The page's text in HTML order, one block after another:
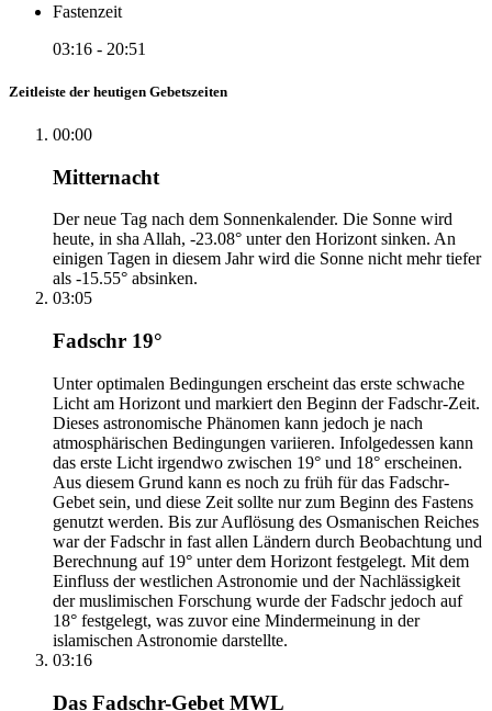
Fastenzeit
03:16 - 20:51
Zeitleiste der heutigen Gebetszeiten
00:00
Mitternacht
Der neue Tag nach dem Sonnenkalender. Die Sonne wird
heute, in sha Allah, -23.08° unter den Horizont sinken. An
einigen Tagen in diesem Jahr wird die Sonne nicht mehr tiefer
als -15.55° absinken.
03:05
Fadschr 19°
Unter optimalen Bedingungen erscheint das erste schwache
Licht am Horizont und markiert den Beginn der Fadschr-Zeit.
Dieses astronomische Phänomen kann jedoch je nach
atmosphärischen Bedingungen variieren. Infolgedessen kann
das erste Licht irgendwo zwischen 19° und 18° erscheinen.
Aus diesem Grund kann es noch zu früh für das Fadschr-
Gebet sein, und diese Zeit sollte nur zum Beginn des Fastens
genutzt werden. Bis zur Auflösung des Osmanischen Reiches
war der Fadschr in fast allen Ländern durch Beobachtung und
Berechnung auf 19° unter dem Horizont festgelegt. Mit dem
Einfluss der westlichen Astronomie und der Nachlässigkeit
der muslimischen Forschung wurde der Fadschr jedoch auf
18° festgelegt, was zuvor eine Mindermeinung in der
islamischen Astronomie darstellte.
03:16
Das Fadschr-Gebet MWL